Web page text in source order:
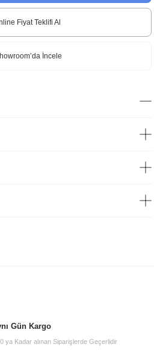
Fiyat Teklifi Al
İncele
Gün Kargo
ya Kadar alınan Siparişlerde Geçerlidir